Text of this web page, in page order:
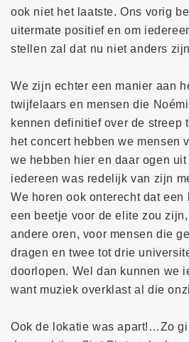
ook niet het laatste. Ons vorig
uitermate positief en om
stellen zal dat nu niet anders
We zijn echter een manier aan
twijfelaars en mensen die
kennen definitief over de streep
het concert hebben we mensen
we hebben hier en daar ogen
iedereen was redelijk van zijn
We horen ook onterecht dat
een beetje voor de elite zou
andere oren, voor mensen die
dragen en twee tot drie
doorlopen. Wel dan kunnen we
want muziek overklast al die
Ook de lokatie was apart!…Zo